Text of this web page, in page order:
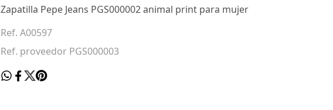
Zapatilla Pepe Jeans PGS000002 animal print para mujer
Ref. A00597
Ref. proveedor PGS000003